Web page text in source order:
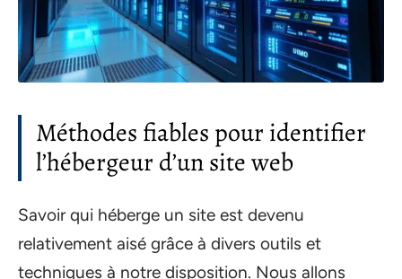
Méthodes fiables pour identifier
l’hébergeur d’un site web
Savoir qui héberge un site est devenu
relativement aisé grâce à divers outils et
techniques à notre disposition. Nous allons